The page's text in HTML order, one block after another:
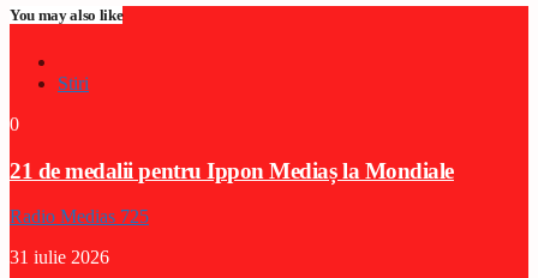
You may also like
Stiri
0
21 de medalii pentru Ippon Mediaș la Mondiale
Radio Medias 725
31 iulie 2026